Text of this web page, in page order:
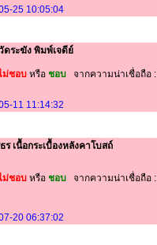
25 10:05:04
ดระฆัง พิมพ์เจดีย์
ม่ชอบ หรือ ชอบ จากความน่าเชื่อถือ :
11 11:14:32
ร เนื้อกระเบื้องหลังคาโบสถ์
ม่ชอบ หรือ ชอบ จากความน่าเชื่อถือ :
20 06:37:02